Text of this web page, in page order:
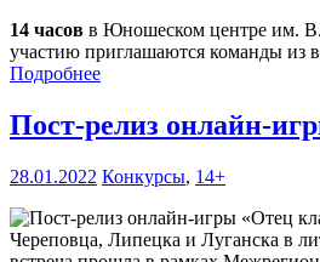
14 часов в Юношеском центре им.
участию приглашаются команды из
Подробнее
Пост-релиз онлайн-
28.01.2022 Конкурсы, 14+
Череповца, Липецка и Луганска в